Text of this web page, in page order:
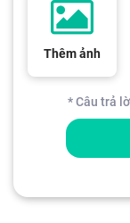
Thêm ảnh
* Câu trả